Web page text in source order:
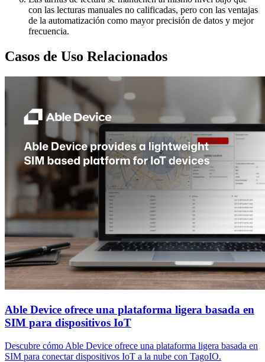
con las lecturas manuales no calificadas, pero con las ventajas
de la automatización como mayor precisión de datos y mejor
frecuencia.
Casos de Uso Relacionados
Able Device ofrece una plataforma ligera basada en
SIM para dispositivos IoT
Descubre cómo Able Device ofrece una plataforma ligera basada en
SIM para conectar dispositivos IoT a la nube con TagoIO.